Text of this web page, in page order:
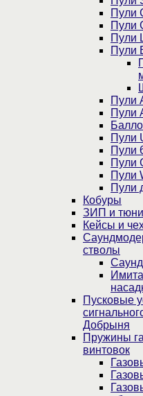
Пули
Пули
Пули
Пули
Пули
Пули
Пули
Пули
Пули
Пули
Пули
Кобуры
ЗИП и
Кейсы и
стволы
Пусковые
Добрыня
Пружины
винтовок